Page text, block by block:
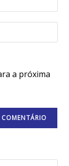
a próxima